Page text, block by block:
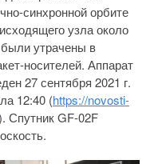
синхронной орбите
узла около
утрачены в
носителей. Аппарат
27 сентября 2021 г.
12:40 (https://novosti-
Спутник GF-02F